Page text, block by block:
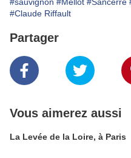
#Claude Riffault
Partager
Vous aimerez aussi
La Levée de la Loire, à Paris